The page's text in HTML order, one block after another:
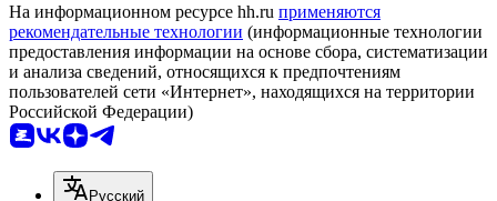
На информационном ресурсе hh.ru применяются
рекомендательные технологии (информационные технологии
предоставления информации на основе сбора, систематизации
и анализа сведений, относящихся к предпочтениям
пользователей сети «Интернет», находящихся на территории
Российской Федерации)
Русский